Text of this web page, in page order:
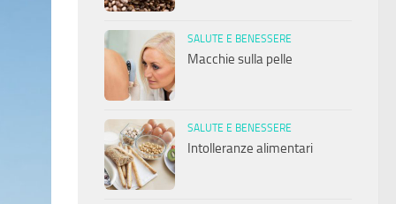
SALUTE E BENESSERE
Macchie sulla pelle
SALUTE E BENESSERE
Intolleranze alimentari